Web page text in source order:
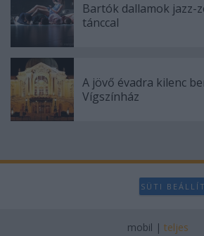
Bartók dallamok jazz-
tánccal
A jövő évadra kilenc
Vígszínház
SÜTI
mobil | teljes